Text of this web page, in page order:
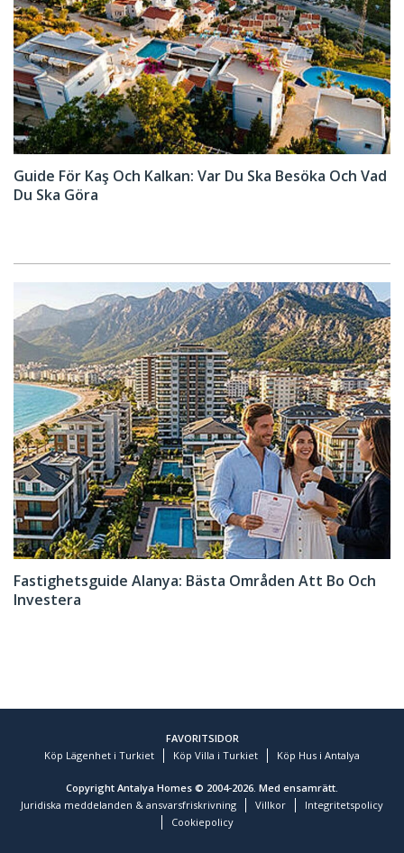
Guide För Kaş Och Kalkan: Var Du Ska Besöka Och Vad
Du Ska Göra
Fastighetsguide Alanya: Bästa Områden Att Bo Och
Investera
FAVORITSIDOR
Köp Lägenhet i Turkiet
Köp Villa i Turkiet Köp Hus i Antalya
Copyright Antalya Homes © 2004-2026. Med ensamrätt.
Juridiska meddelanden & ansvarsfriskrivning
Villkor
Integritetspolicy
Cookiepolicy